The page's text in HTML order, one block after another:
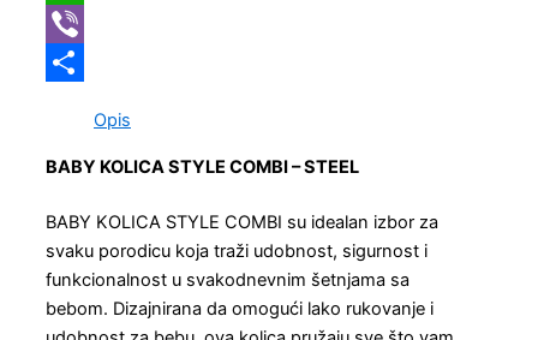
WhatsApp
Viber
Opis
BABY KOLICA STYLE COMBI – STEEL
BABY KOLICA STYLE COMBI su idealan izbor za
svaku porodicu koja traži udobnost, sigurnost i
funkcionalnost u svakodnevnim šetnjama sa
bebom. Dizajnirana da omogući lako rukovanje i